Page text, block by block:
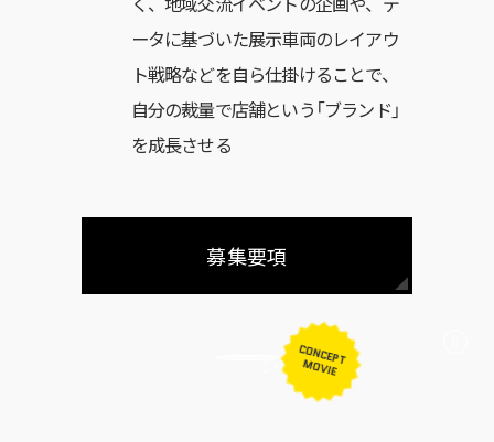
ータに基づいた展示車両のレイアウ
ト戦略などを自ら仕掛けることで、
自分の裁量で店舗という「ブランド」
を成長させる
募集要項
CONCEPT
MOVIE